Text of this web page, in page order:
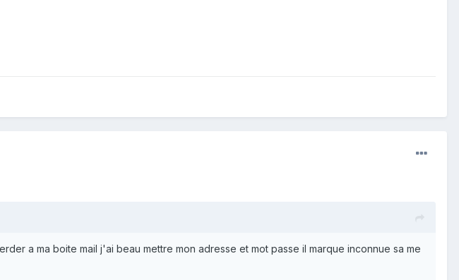
a ma boite mail j'ai beau mettre mon adresse et mot passe il marque inconnue sa me